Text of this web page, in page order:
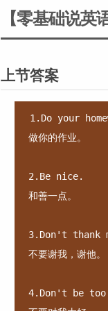
【零基础说英
上节答案
1.Do your
做你的作业。
2.Be nice.
和善一点。
3.Don't thank
不要谢我，谢他。
4.Don't be too